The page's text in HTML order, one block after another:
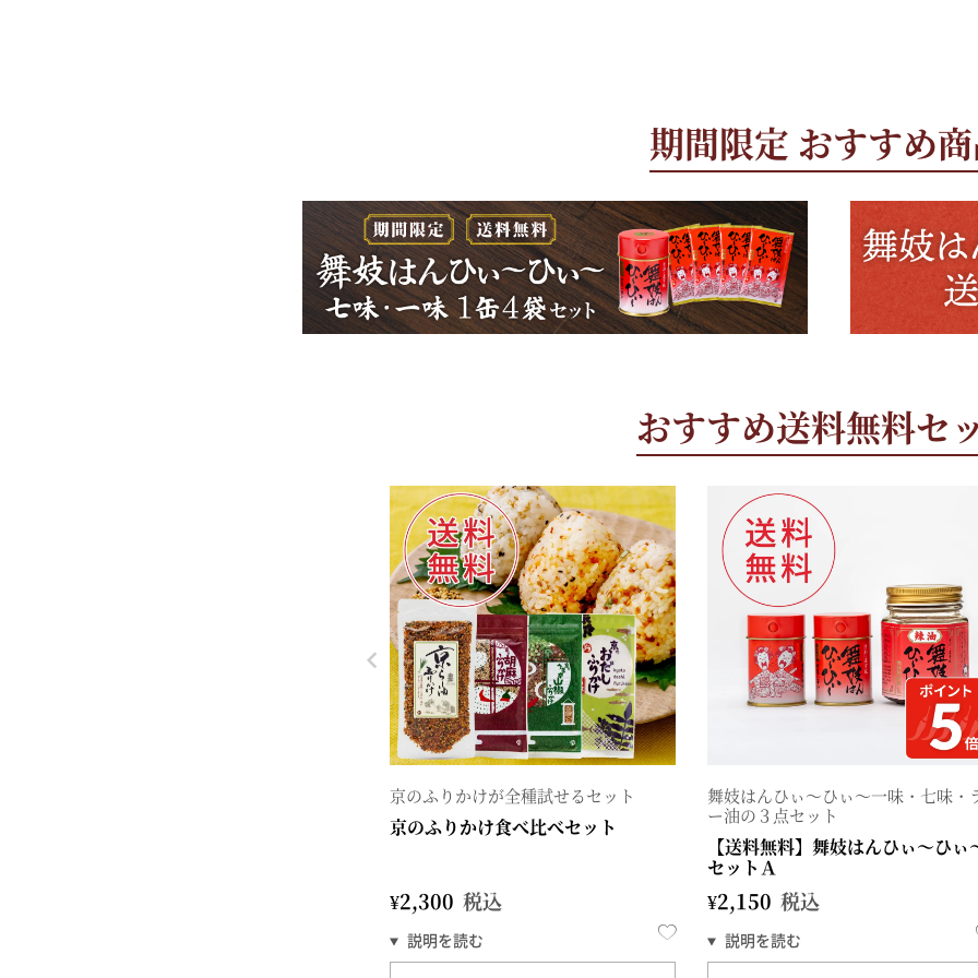
期間限定 おすすめ
おすすめ送料無料セ
京のふりかけが全種試せるセット
京のふりかけ食べ比べセット
¥2,300 税込
舞妓はんひぃ～ひぃ～一味・七味・
ー油の３点セット
【送料無料】舞妓はんひぃ～ひぃ
セットＡ
¥2,150 税込